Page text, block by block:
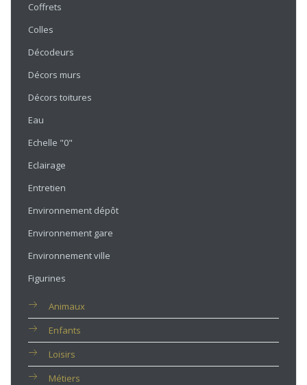
Coffrets
Colles
Décodeurs
Décors murs
Décors toitures
Eau
Echelle "0"
Eclairage
Entretien
Environnement dépôt
Environnement gare
Environnement ville
Figurines
Animaux
Enfants
Loisirs
Métiers